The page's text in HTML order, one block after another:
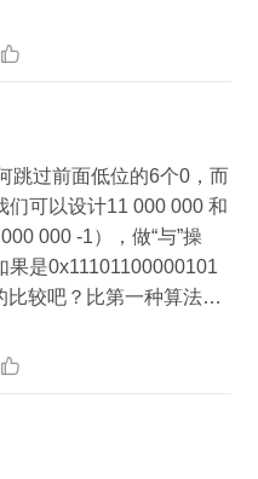

跳过前面低位的6个0，而
们可以设计11 000 000 和
000 -1），做“与”操
果是0x11101100000101
较吧？比第一种算法的
